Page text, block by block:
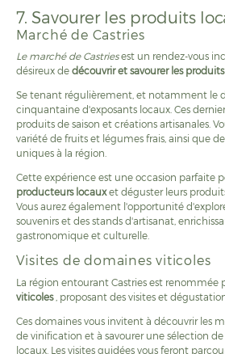
7. Savourer les produits
Marché de Castries
Le marché de Castriesest un rendez-vous
désireux de découvrir et savourer les
Se tenant régulièrement, et notamment le
cinquantaine d'exposants locaux. Ces
produits de saison et créations artisanales.
variété de fruits et légumes frais, ainsi que
uniques à la région.
Cette expérience est une occasion parfaite
producteurs locauxet déguster leurs
Vous aurez également l'opportunité
souvenirs et des stands d'artisanat,
gastronomique et culturelle.
Visites de domaines viticoles
La région entourant Castries est renommée
viticoles , proposant des visites et
Ces domaines vous invitent à découvrir les
de vinification et à savourer une sélection de
locaux. Les visites guidées vous feront